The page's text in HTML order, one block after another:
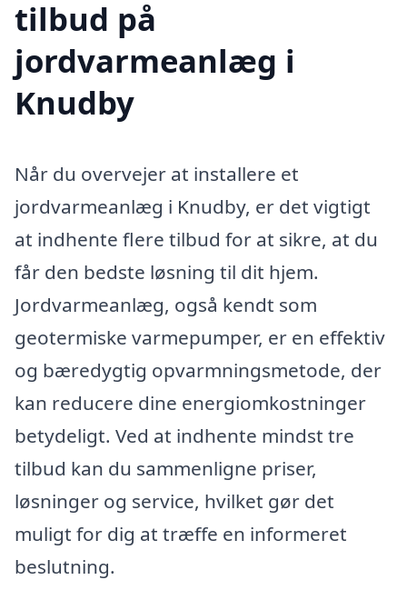
tilbud på
jordvarmeanlæg i
Knudby
Når du overvejer at installere et
jordvarmeanlæg i Knudby, er det vigtigt
at indhente flere tilbud for at sikre, at du
får den bedste løsning til dit hjem.
Jordvarmeanlæg, også kendt som
geotermiske varmepumper, er en effektiv
og bæredygtig opvarmningsmetode, der
kan reducere dine energiomkostninger
betydeligt. Ved at indhente mindst tre
tilbud kan du sammenligne priser,
løsninger og service, hvilket gør det
muligt for dig at træffe en informeret
beslutning.